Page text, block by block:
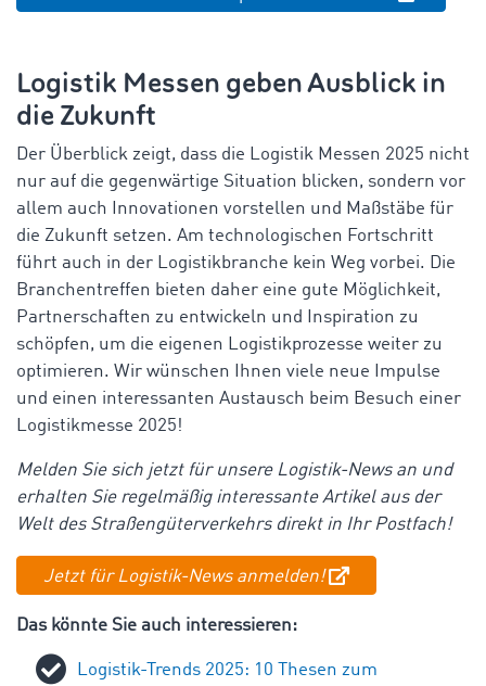
Logistik Messen geben Ausblick in
die Zukunft
Der Überblick zeigt, dass die Logistik Messen 2025 nicht
nur auf die gegenwärtige Situation blicken, sondern vor
allem auch Innovationen vorstellen und Maßstäbe für
die Zukunft setzen. Am technologischen Fortschritt
führt auch in der Logistikbranche kein Weg vorbei. Die
Branchentreffen bieten daher eine gute Möglichkeit,
Partnerschaften zu entwickeln und Inspiration zu
schöpfen, um die eigenen Logistikprozesse weiter zu
optimieren. Wir wünschen Ihnen viele neue Impulse
und einen interessanten Austausch beim Besuch einer
Logistikmesse 2025!
Melden Sie sich jetzt für unsere Logistik-News an und
erhalten Sie regelmäßig interessante Artikel aus der
Welt des Straßengüterverkehrs direkt in Ihr Postfach!
Jetzt für Logistik-News anmelden!
Das könnte Sie auch interessieren:
Logistik-Trends 2025: 10 Thesen zum